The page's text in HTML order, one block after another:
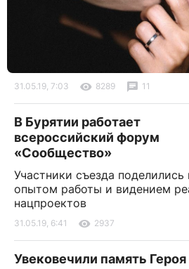
31.05.19, 7:03 8289 11
В Бурятии работает
всероссийский форум
«Сообщество»
Участники съезда
опытом работы и видением
нацпроектов
31.05.19, 6:41 2937
Увековечили память Героя